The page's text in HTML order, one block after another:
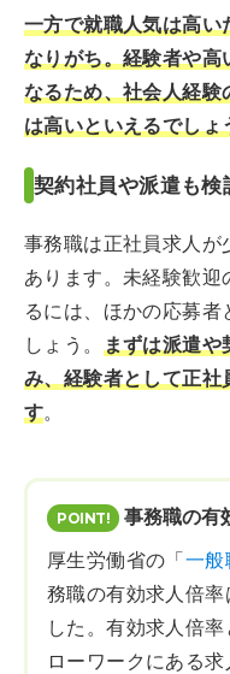
一方で就職人気は高い
なりがち。経験者や高
なるため、社会人経
は高いといえるでしょ
契約社員や派遣も
事務職は正社員求人が
あります。未経験歓
るには、ほかの応募
しょう。 まずは派遣や
み、経験者として正社
す。
事務職の有
厚生労働省の「一般
務職の有効求人倍
した。有効求人倍
ローワークにある